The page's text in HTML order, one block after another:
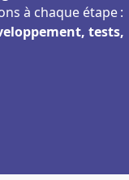
à chaque étape :
tests,